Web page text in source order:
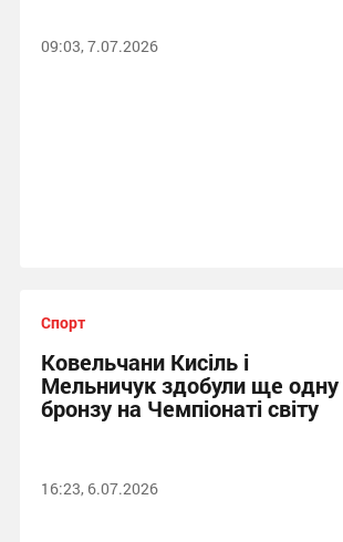
09:03, 7.07.2026
Спорт
Ковельчани Кисіль і
Мельничук здобули ще одну
бронзу на Чемпіонаті світу
16:23, 6.07.2026